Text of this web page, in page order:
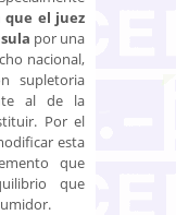
que el juez
por una
nacional,
supletoria
al de la
Por el
esta
que
que